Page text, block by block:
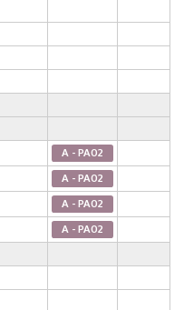
A - PA02
A - PA02
A - PA02
A - PA02